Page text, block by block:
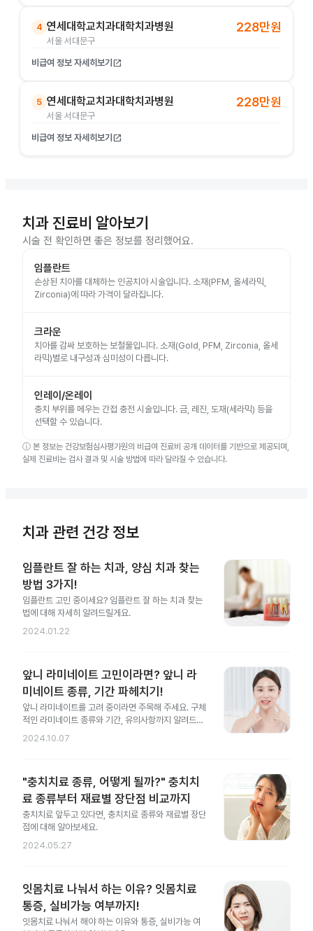
4 연세대학교치과대학치과병원
서울 서대문구
228만원
비급여 정보 자세히보기 open_in_new
5 연세대학교치과대학치과병원
서울 서대문구
228만원
비급여 정보 자세히보기 open_in_new
치과 진료비 알아보기
시술 전 확인하면 좋은 정보를 정리했어요.
임플란트
손상된 치아를 대체하는 인공치아 시술입니다. 소재(PFM, 올세라믹,
Zirconia)에 따라 가격이 달라집니다.
크라운
치아를 감싸 보호하는 보철물입니다. 소재(Gold, PFM, Zirconia, 올세
라믹)별로 내구성과 심미성이 다릅니다.
인레이/온레이
충치 부위를 메우는 간접 충전 시술입니다. 금, 레진, 도재(세라믹) 등을
선택할 수 있습니다.
ⓘ 본 정보는 건강보험심사평가원의 비급여 진료비 공개 데이터를 기반으로 제공되며,
실제 진료비는 검사 결과 및 시술 방법에 따라 달라질 수 있습니다.
치과 관련 건강 정보
임플란트 잘 하는 치과, 양심 치과 찾는
방법 3가지!
임플란트 고민 중이세요? 임플란트 잘 하는 치과 찾는
법에 대해 자세히 알려드릴게요.
2024.01.22
앞니 라미네이트 고민이라면? 앞니 라
미네이트 종류, 기간 파헤치기!
앞니 라미네이트를 고려 중이라면 주목해 주세요. 구체
적인 라미네이트 종류와 기간, 유의사항까지 알려드릴
게요.
2024.10.07
"충치치료 종류, 어떻게 될까?" 충치치
료 종류부터 재료별 장단점 비교까지
충치치료 앞두고 있다면, 충치치료 종류와 재료별 장단
점에 대해 알아보세요.
2024.05.27
잇몸치료 나눠서 하는 이유? 잇몸치료
통증, 실비가능 여부까지!
잇몸치료 나눠서 해야 하는 이유와 통증, 실비가능 여